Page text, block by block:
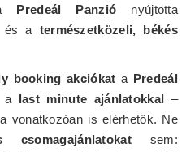
Predeál Panzió nyújtotta
és a természetközeli, békés
booking akciókat a Predeál
a last minute ajánlatokkal –
vonatkozóan is elérhetők. Ne
csomagajánlatokat sem: